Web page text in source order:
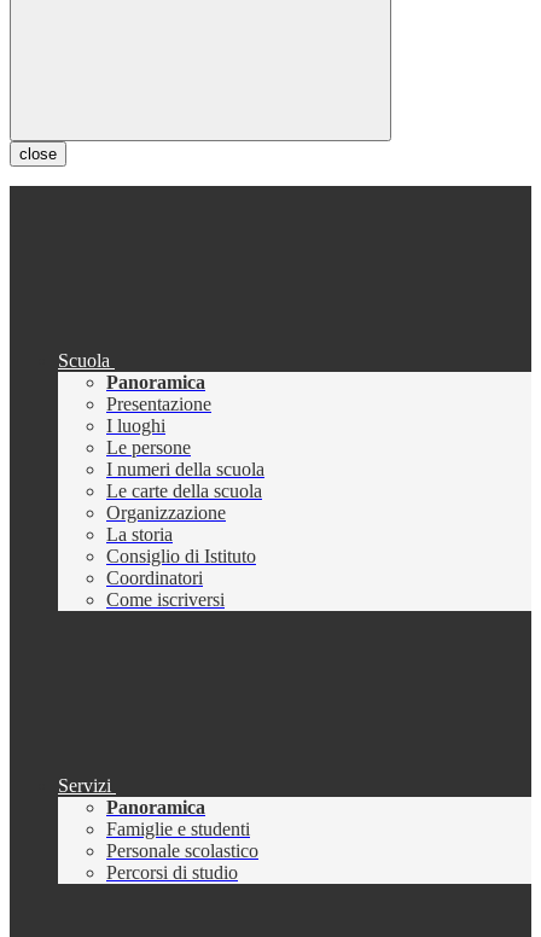
close
Scuola
Panoramica
Presentazione
I luoghi
Le persone
I numeri della scuola
Le carte della scuola
Organizzazione
La storia
Consiglio di Istituto
Coordinatori
Come iscriversi
Servizi
Panoramica
Famiglie e studenti
Personale scolastico
Percorsi di studio